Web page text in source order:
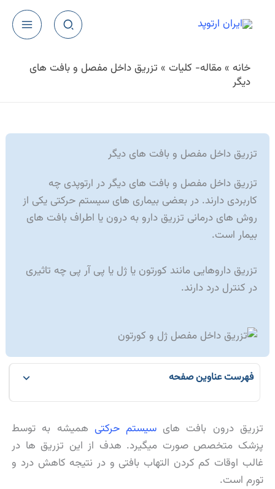
خانه » مقاله- كلیات » تزریق داخل مفصل و بافت های
دیگر
تزریق داخل مفصل و بافت های دیگر
تزریق داخل مفصل و بافت های دیگر در ارتوپدی چه
کاربردی دارند. در بعضی بیماری های سیستم حرکتی یکی از
روش های درمانی تزریق دارو به درون یا اطراف بافت های
بیمار است.
تزریق داروهایی مانند کورتون یا ژل یا پی آر پی چه تاثیری
در کنترل درد دارند.
تزریق درون بافت های سیستم حرکتی همیشه به توسط
پزشک متخصص صورت میگیرد. هدف از این تزریق ها در
غالب اوقات کم کردن التهاب بافتی و در نتیجه کاهش درد و
تورم است.
فهرست عناوین صفحه